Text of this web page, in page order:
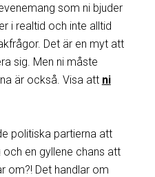
som ni bjuder
i realtid och inte alltid
Det är en myt att
sig. Men ni måste
är också. Visa att ni
politiska partierna att
och en gyllene chans att
om?! Det handlar om